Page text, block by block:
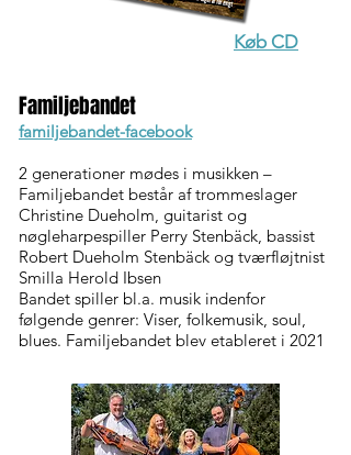
Køb CD
Familjebandet
familjebandet-facebook
2 generationer mødes i musikken –
Familjebandet består af trommeslager
Christine Dueholm, guitarist og
nøgleharpespiller Perry Stenbäck, bassist
Robert Dueholm Stenbäck og tværfløjtnist
Smilla Herold Ibsen
Bandet spiller bl.a. musik indenfor
følgende genrer: Viser, folkemusik, soul,
blues. Familjebandet blev etableret i 2021